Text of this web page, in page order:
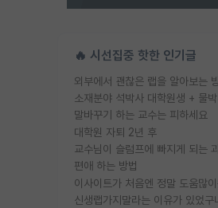
🔥 시선집중 핫한 인기글
외부에서 괜찮은 랩을 알아보는
소재분야 석박사 대학원생 + 물
말바꾸기 하는 교수는 피하세요
대학원 자퇴 2년 후
교수님이 슬럼프에 빠지게 되는
편애 하는 방법
이사이트가 처음엔 정말 도움많이
신생랩가지말라는 이유가 있었구